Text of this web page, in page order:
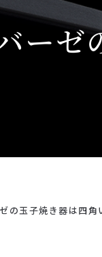
ーゼ
の玉子焼き器は四角